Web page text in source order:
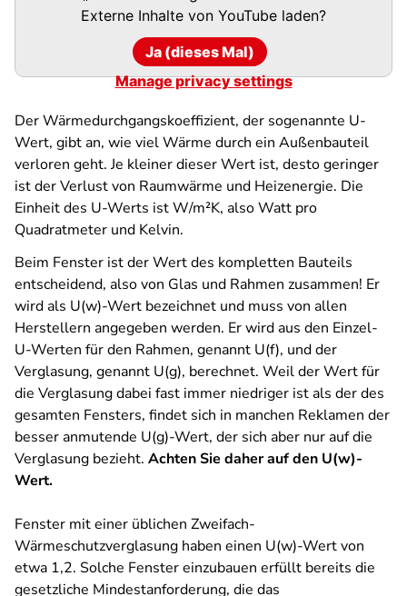
Externe Inhalte von YouTube laden?
Ja (dieses Mal)
Manage privacy settings
Der Wärmedurchgangskoeffizient, der sogenannte U-
Wert, gibt an, wie viel Wärme durch ein Außenbauteil
verloren geht. Je kleiner dieser Wert ist, desto geringer
ist der Verlust von Raumwärme und Heizenergie. Die
Einheit des U-Werts ist W/m²K, also Watt pro
Quadratmeter und Kelvin.
Beim Fenster ist der Wert des kompletten Bauteils
entscheidend, also von Glas und Rahmen zusammen! Er
wird als U(w)-Wert bezeichnet und muss von allen
Herstellern angegeben werden. Er wird aus den Einzel-
U-Werten für den Rahmen, genannt U(f), und der
Verglasung, genannt U(g), berechnet. Weil der Wert für
die Verglasung dabei fast immer niedriger ist als der des
gesamten Fensters, findet sich in manchen Reklamen der
besser anmutende U(g)-Wert, der sich aber nur auf die
Verglasung bezieht. Achten Sie daher auf den U(w)-
Wert.
Fenster mit einer üblichen Zweifach-
Wärmeschutzverglasung haben einen U(w)-Wert von
etwa 1,2. Solche Fenster einzubauen erfüllt bereits die
gesetzliche Mindestanforderung, die das